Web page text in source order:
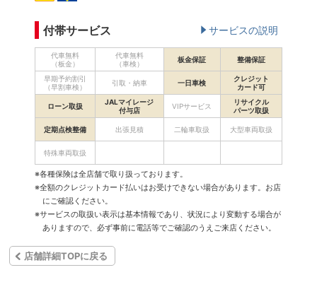
付帯サービス サービスの説明
代車無料
（板金）
代車無料
（車検）
板金保証 整備保証
早期予約割引
（早割車検）
引取・納車 一日車検
クレジット
カード可
ローン取扱
JALマイレージ
付与店
VIPサービス
リサイクル
パーツ取扱
定期点検整備 出張見積 二輪車取扱 大型車両取扱
特殊車両取扱
※各種保険は全店舗で取り扱っております。
※全額のクレジットカード払いはお受けできない場合があります。お店
にご確認ください。
※サービスの取扱い表示は基本情報であり、状況により変動する場合が
ありますので、必ず事前に電話等でご確認のうえご来店ください。
店舗詳細TOPに戻る